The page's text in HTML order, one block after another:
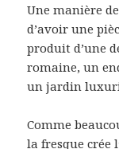
Une manière
d’avoir une
produit d’une
romaine, un
un jardin
Comme
la fresque crée